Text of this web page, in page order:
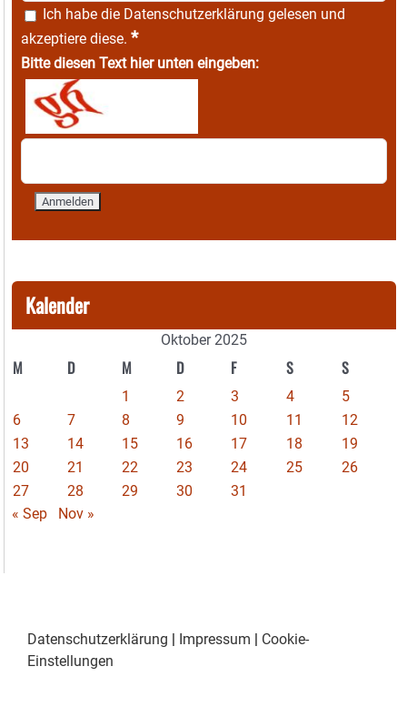
Ich habe die Datenschutzerklärung gelesen und
akzeptiere diese. *
Bitte diesen Text hier unten eingeben:
Kalender
Oktober 2025
M D M D F S S
1 2 3 4
5
6
7 8 9 10 11
12
13
14 15 16 17 18
19
20
21 22 23 24 25
26
27
28 29 30
31
« Sep
Nov »
Datenschutzerklärung Impressum
Cookie-
Einstellungen